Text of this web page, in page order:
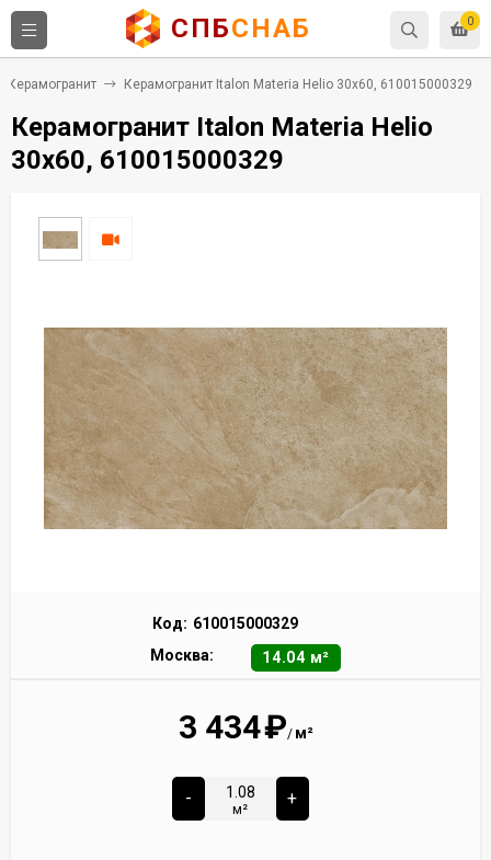
0
СПБСНАБ
Керамогранит Керамогранит Italon Materia Helio 30x60, 610015000329
Керамогранит Italon Materia Helio
30x60, 610015000329
Код: 610015000329
Москва:
14.04 м²
3 434₽/ м²
-
м²
+